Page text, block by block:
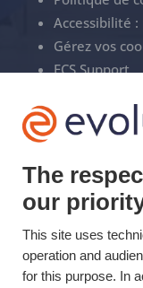
Accessibilité
Gérez vos
ECS Support

The
our
This site uses
operation and
for this purpose. In